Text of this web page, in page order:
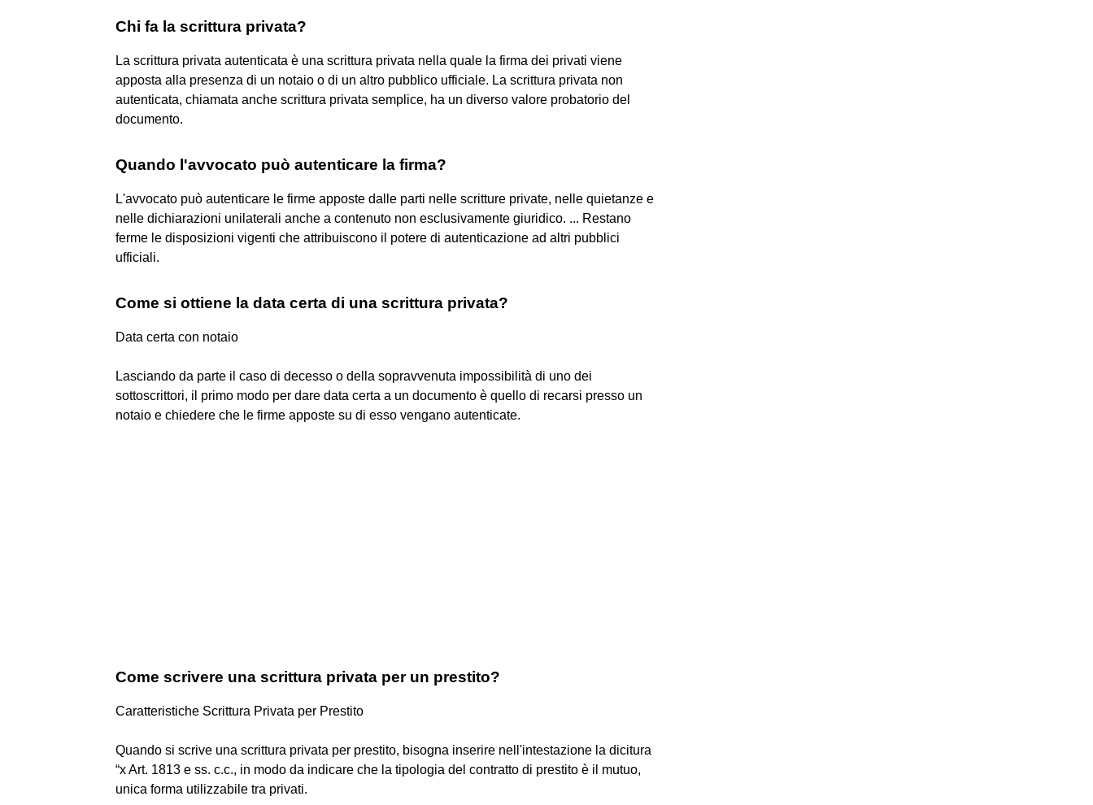
Chi fa la scrittura privata?
La scrittura privata autenticata è una scrittura privata nella quale la firma dei privati viene
apposta alla presenza di un notaio o di un altro pubblico ufficiale. La scrittura privata non
autenticata, chiamata anche scrittura privata semplice, ha un diverso valore probatorio del
documento.
Quando l'avvocato può autenticare la firma?
L'avvocato può autenticare le firme apposte dalle parti nelle scritture private, nelle quietanze e
nelle dichiarazioni unilaterali anche a contenuto non esclusivamente giuridico. ... Restano
ferme le disposizioni vigenti che attribuiscono il potere di autenticazione ad altri pubblici
ufficiali.
Come si ottiene la data certa di una scrittura privata?
Data certa con notaio
Lasciando da parte il caso di decesso o della sopravvenuta impossibilità di uno dei
sottoscrittori, il primo modo per dare data certa a un documento è quello di recarsi presso un
notaio e chiedere che le firme apposte su di esso vengano autenticate.
Come scrivere una scrittura privata per un prestito?
Caratteristiche Scrittura Privata per Prestito
Quando si scrive una scrittura privata per prestito, bisogna inserire nell'intestazione la dicitura
“x Art. 1813 e ss. c.c., in modo da indicare che la tipologia del contratto di prestito è il mutuo,
unica forma utilizzabile tra privati.